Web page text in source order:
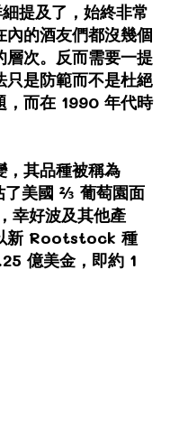
提及了，始終非常
的酒友們都沒幾個
層次。反而需要一提
只是防範而不是杜絕
，而在 1990 年代時
，其品種被稱為
了美國 ⅔ 葡萄園面
好波及其他產
新 Rootstock 種
億美金，即約 1